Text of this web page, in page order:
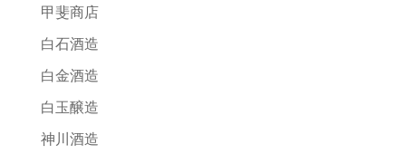
甲斐商店
白石酒造
白金酒造
白玉醸造
神川酒造